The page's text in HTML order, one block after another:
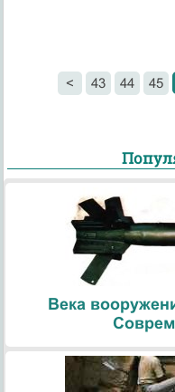
< 43 44 45
Века